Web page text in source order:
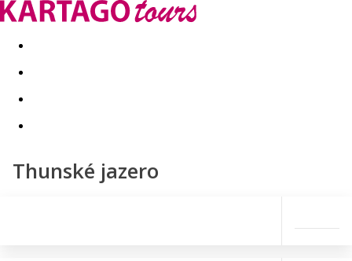
Last minute Dovolenkové kluby
Thunské jazero